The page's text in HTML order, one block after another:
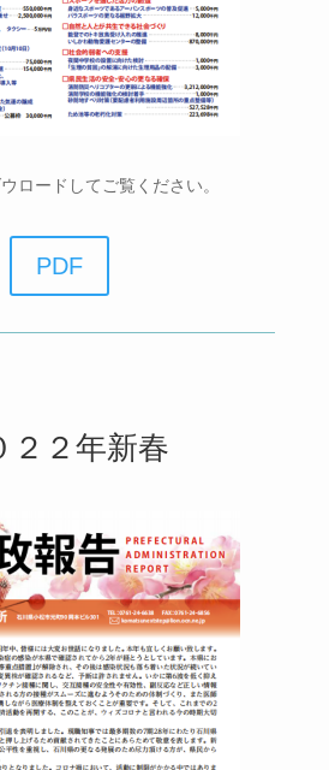
ロードしてご覧ください。
PDF
２２年新春